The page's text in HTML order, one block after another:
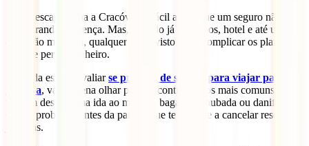
Numa escapadinha a Cracóvia, é fácil achar que um seguro não vai
fazer grande diferença. Mas, quando já tens voos, hotel e até uma
excursão marcada, qualquer imprevisto pode complicar os planos ou
fazer-te perder dinheiro.
Se ainda estás a avaliarse precisas de seguro para viajar para a
Europa, vale a pena olhar para os contratempos mais comuns numa
viagem destas: uma ida ao médico, bagagem roubada ou danificada,
ou um problema antes da partida que te obrigue a cancelar reservas
já pagas.